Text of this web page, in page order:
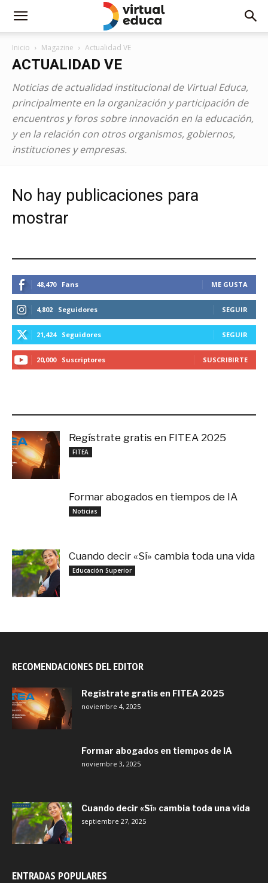
Inicio Magazine Actualidad VE
ACTUALIDAD VE
Noticias de actualidad institucional de Virtual Educa,
principalmente en la organización y participación de
encuentros y foros sobre innovación en la educación,
y en la relación con otros organismos, gobiernos,
instituciones y empresas.
No hay publicaciones para
mostrar
48,470 Fans ME GUSTA
4,802 Seguidores SEGUIR
21,424 Seguidores SEGUIR
20,000 Suscriptores SUSCRIBIRTE
Regístrate gratis en FITEA 2025
FITEA
Formar abogados en tiempos de IA
Noticias
Cuando decir «Sí» cambia toda una vida
Educación Superior
RECOMENDACIONES DEL EDITOR
Regístrate gratis en FITEA 2025
noviembre 4, 2025
Formar abogados en tiempos de IA
noviembre 3, 2025
Cuando decir «Sí» cambia toda una vida
septiembre 27, 2025
ENTRADAS POPULARES